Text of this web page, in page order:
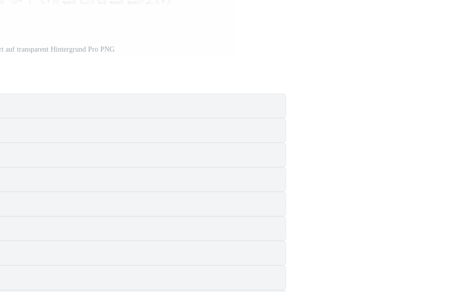
auf transparent Hintergrund Pro PNG